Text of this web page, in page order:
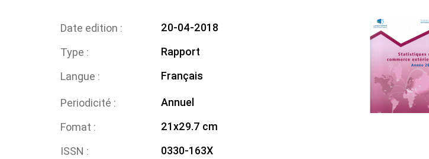
Date edition
20-04-2018
Type
Rapport
Langue
Français
Periodicité
Annuel
Fomat
21x29.7 cm
ISSN
0330-163X